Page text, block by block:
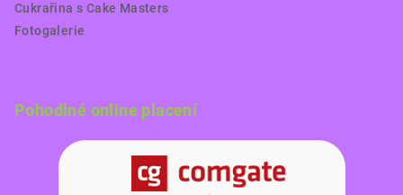
Cukrařina s Cake Masters
Fotogalerie
Pohodlné online placení